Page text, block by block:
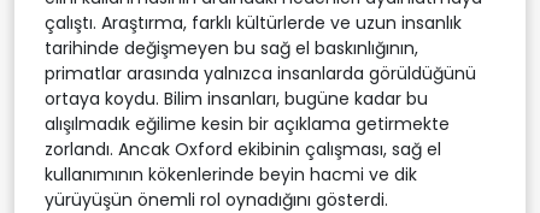
çalıştı. Araştırma, farklı kültürlerde ve uzun insanlık
tarihinde değişmeyen bu sağ el baskınlığının,
primatlar arasında yalnızca insanlarda görüldüğünü
ortaya koydu. Bilim insanları, bugüne kadar bu
alışılmadık eğilime kesin bir açıklama getirmekte
zorlandı. Ancak Oxford ekibinin çalışması, sağ el
kullanımının kökenlerinde beyin hacmi ve dik
yürüyüşün önemli rol oynadığını gösterdi.